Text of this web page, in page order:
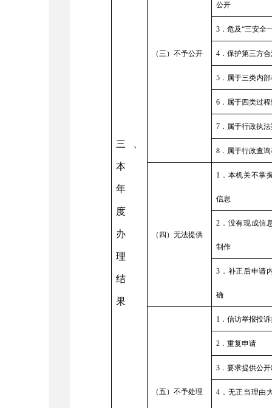
三、
本
年
度
办
理
结
果
（三）不予公开
公开
3 ．危及“三安全
4 ．保护第三方
5 ．属于三类内
6 ．属于四类过
7 ．属于行政执
8 ．属于行政查
（四）无法提供
1 ．本机关不掌
信息
2 ．没有现成信
制作
3 ．补正后申请
确
（五）不予处理
1 ．信访举报投
2 ．重复申请
3 ．要求提供公
4 ．无正当理由